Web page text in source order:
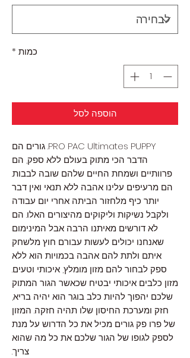
כמות *
הוספה לסל
PRO PAC Ultimates PUPPY. גורים הם
הדבר הכי מתוק בעולם ללא ספק, הם
פרוותיים ושמחת החיים שלהם שובה לבבות.
הם מרעיפים עלינו אהבה ללא תנאי ואין דבר
יותר כיף מלחזור הביתה אחרי יום עבודה
ולקבל נשיקות וליקוקים מהיצורים האלו. הם
לא דורשים מאיתנו הרבה אבל המינימום
שאנחנו יכולים לעשות עבורם חוץ מלשחק
איתם ולתת להם אהבה בכמויות הוא ללא
ספק לבחור להם מזון מומלץ, איכותי וטעים.
מזון כלבים איכותי יבטיח שכאשר הגור המתוק
שלכם יהפוך להיות כלב בוגר הוא יהיה בריא,
חזק ומערכת החיסון שלו תהיה חזקה. המזון
של פרו פק גורים מכיל את כל הדרוש על מנת
לספק לגופו של הגור שלכם את כל מה שהוא
צריך.